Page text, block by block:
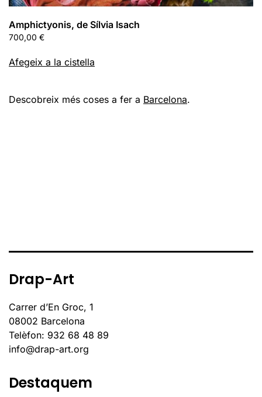
Amphictyonis, de Sílvia Isach
700,00 €
Afegeix a la cistella
Descobreix més coses a fer a Barcelona.
Drap-Art
Carrer d’En Groc, 1
08002 Barcelona
Telèfon: 932 68 48 89
info@drap-art.org
Destaquem